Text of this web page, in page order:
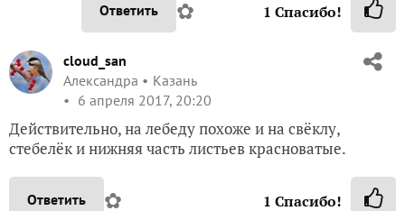
Ответить ✿ 1 Спасибо!
cloud_san
Александра
Казань
6 апреля 2017, 20:20
Действительно, на лебеду похоже и на свёклу,
стебелёк и нижняя часть листьев красноватые.
Ответить ✿ 1 Спасибо!